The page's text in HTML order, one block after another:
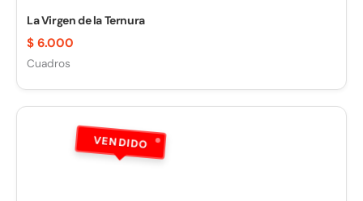
La Virgen de la Ternura
$ 6.000
Cuadros
VENDIDO